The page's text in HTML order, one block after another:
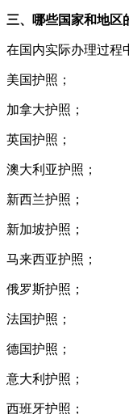
三、哪些国家和地区
在国内实际办理过程
美国护照；
加拿大护照；
英国护照；
澳大利亚护照；
新西兰护照；
新加坡护照；
马来西亚护照；
俄罗斯护照；
法国护照；
德国护照；
意大利护照；
西班牙护照；